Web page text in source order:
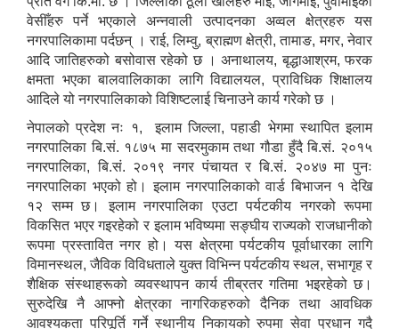
वेसीँहरु पर्ने भएकाले अन्नवाली उत्पादनका अव्वल क्षेत्रहरु यस
नगरपालिकामा पर्दछन् । राई, लिम्वु, ब्राह्मण क्षेत्री, तामाङ, मगर, नेवार
आदि जातिहरुको बसोवास रहेको छ । अनाथालय, बृद्धाआश्रम, फरक
क्षमता भएका बालवालिकाका लागि विद्यालयल, प्राविधिक शिक्षालय
आदिले यो नगरपालिकाको विशिष्टलाई चिनाउने कार्य गरेको छ ।
नेपालको प्रदेश नः १, इलाम जिल्ला, पहाडी भेगमा स्थापित इलाम
नगरपालिका बि.सं. १८७५ मा सदरमुकाम तथा गौडा हुँदै बि.सं. २०१५
नगरपालिका, बि.सं. २०१९ नगर पंचायत र बि.सं. २०४७ मा पुनः
नगरपालिका भएको हो। इलाम नगरपालिकाको वार्ड बिभाजन १ देखि
१२ सम्म छ। इलाम नगरपालिका एउटा पर्यटकीय नगरको रूपमा
विकसित भएर गइरहेको र इलाम भविष्यमा सङ्घीय राज्यको राजधानीको
रूपमा प्रस्तावित नगर हो। यस क्षेत्रमा पर्यटकीय पूर्वाधारका लागि
विमानस्थल, जैविक विविधताले युक्त विभिन्न पर्यटकीय स्थल, सभागृह र
शैक्षिक संस्थाहरूको व्यवस्थापन कार्य तीब्रतर गतिमा भइरहेको छ।
सुरुदेखि नै आफ्नो क्षेत्रका नागरिकहरुको दैनिक तथा आवधिक
आवश्यकता परिपूर्ति गर्ने स्थानीय निकायको रुपमा सेवा प्रधान गदै